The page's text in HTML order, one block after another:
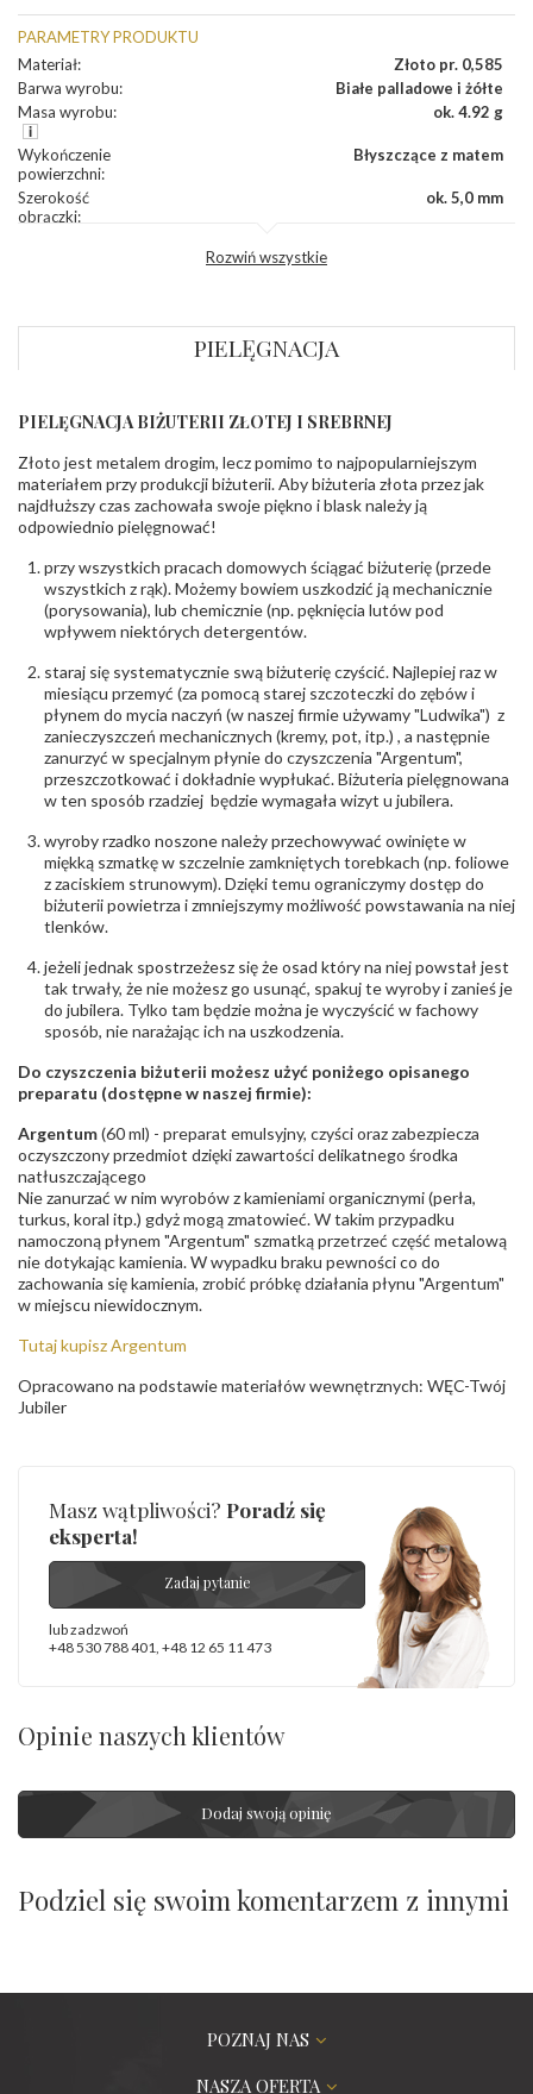
PARAMETRY PRODUKTU
Materiał:
Złoto pr. 0,585
Barwa wyrobu:
Białe palladowe i żółte
Masa wyrobu: ok. 4.92 g
Wykończenie
powierzchni:
Błyszczące z matem
Szerokość
obrączki:
ok. 5,0 mm
INNE PARAMETRY
Producent
odpowiedzialny:
Łazur sp.j. Kowalowy 134 38-200 Jasło; NIP:
6850004631; tel.13 44 56 100;
biuro@obraczki.pl ,PZ Stelmach Sp. z o.o. ul.
Północna 22 45-805 Opole; NIP 7542889545;
Tel. +48 77 54 90 100; biuro@stelmach.pl
Bezpieczeństwo
- rodzaj
ostrzeżenia:
Nie nadaje się dla dzieci w wieku poniżej 3 lat
, Elementy w wyrobie wykonane z białego złota
zawierają nikiel
Rozwiń wszystkie
PIELĘGNACJA
PIELĘGNACJA BIŻUTERII ZŁOTEJ I SREBRNEJ
Złoto jest metalem drogim, lecz pomimo to najpopularniejszym
materiałem przy produkcji biżuterii. Aby biżuteria złota przez jak
najdłuższy czas zachowała swoje piękno i blask należy ją
odpowiednio pielęgnować!
przy wszystkich pracach domowych ściągać biżuterię (przede
wszystkich z rąk). Możemy bowiem uszkodzić ją mechanicznie
(porysowania), lub chemicznie (np. pęknięcia lutów pod
wpływem niektórych detergentów.
staraj się systematycznie swą biżuterię czyścić. Najlepiej raz w
miesiącu przemyć (za pomocą starej szczoteczki do zębów i
płynem do mycia naczyń (w naszej firmie używamy "Ludwika") z
zanieczyszczeń mechanicznych (kremy, pot, itp.) , a następnie
zanurzyć w specjalnym płynie do czyszczenia "Argentum",
przeszczotkować i dokładnie wypłukać. Biżuteria pielęgnowana
w ten sposób rzadziej będzie wymagała wizyt u jubilera.
wyroby rzadko noszone należy przechowywać owinięte w
miękką szmatkę w szczelnie zamkniętych torebkach (np. foliowe
z zaciskiem strunowym). Dzięki temu ograniczymy dostęp do
biżuterii powietrza i zmniejszymy możliwość powstawania na niej
tlenków.
jeżeli jednak spostrzeżesz się że osad który na niej powstał jest
tak trwały, że nie możesz go usunąć, spakuj te wyroby i zanieś je
do jubilera. Tylko tam będzie można je wyczyścić w fachowy
sposób, nie narażając ich na uszkodzenia.
Do czyszczenia biżuterii możesz użyć poniżego opisanego
preparatu (dostępne w naszej firmie):
Argentum(60 ml) - preparat emulsyjny, czyści oraz zabezpiecza
oczyszczony przedmiot dzięki zawartości delikatnego środka
natłuszczającego
Nie zanurzać w nim wyrobów z kamieniami organicznymi (perła,
turkus, koral itp.) gdyż mogą zmatowieć. W takim przypadku
namoczoną płynem "Argentum" szmatką przetrzeć część metalową
nie dotykając kamienia. W wypadku braku pewności co do
zachowania się kamienia, zrobić próbkę działania płynu "Argentum"
w miejscu niewidocznym.
Tutaj kupisz Argentum
Opracowano na podstawie materiałów wewnętrznych: WĘC-Twój
Jubiler
Masz wątpliwości? Poradź się
eksperta!
Zadaj pytanie
lub zadzwoń
+48 530 788 401, +48 12 65 11 473
Opinie naszych klientów
Dodaj swoją opinię
Podziel się swoim komentarzem z innymi
POZNAJ NAS
NASZA OFERTA